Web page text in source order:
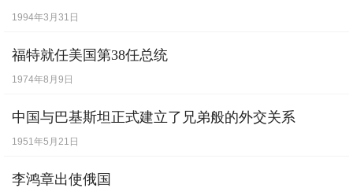
7月30日] -中国首次参加奥运会，唯一参加
比赛的是短跑选手刘长春。
8月6日] -最早的国际电影节威尼斯国际电
影节创办，这是世界上第一个国际电影节，
被誉为“国际电影节之父”。
1994年3月31日
福特就任美国第38任总统
1974年8月9日
中国与巴基斯坦正式建立了兄弟般的外交关系
1951年5月21日
李鸿章出使俄国